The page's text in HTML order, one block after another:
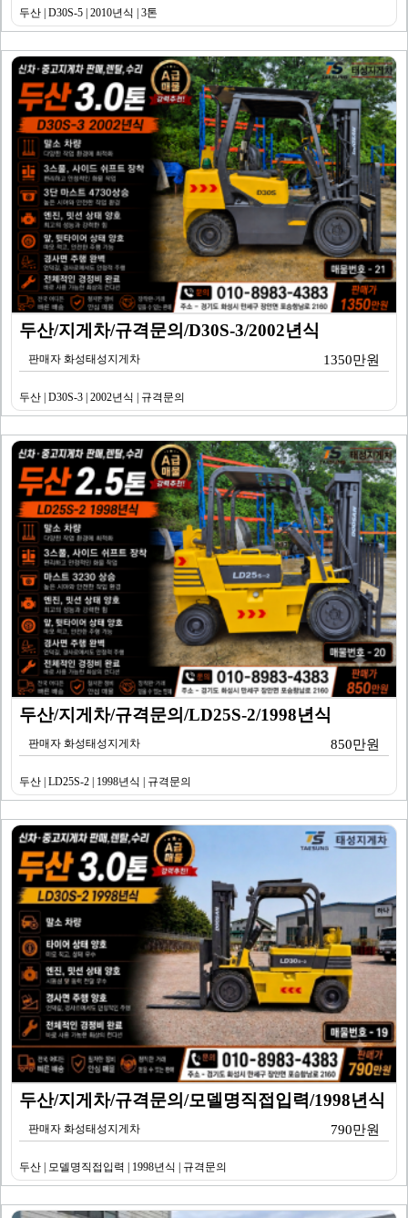
두산 | D30S-5 | 2010년식 | 3톤
두산/지게차/규격문의/D30S-3/2002년식
판매자 화성태성지게차 1350만원
두산 | D30S-3 | 2002년식 | 규격문의
두산/지게차/규격문의/LD25S-2/1998년식
판매자 화성태성지게차 850만원
두산 | LD25S-2 | 1998년식 | 규격문의
두산/지게차/규격문의/모델명직접입력/1998년식
판매자 화성태성지게차 790만원
두산 | 모델명직접입력 | 1998년식 | 규격문의